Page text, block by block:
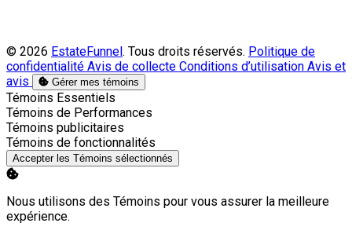
© 2026 EstateFunnel. Tous droits réservés. Politique de
confidentialité Avis de collecte Conditions d’utilisation Avis et
avis
Gérer mes témoins
Activer
Témoins Essentiels
Activer
Témoins de Performances
Activer
Témoins publicitaires
Activer
Témoins de fonctionnalités
Accepter les Témoins sélectionnés
Nous utilisons des Témoins pour vous assurer la meilleure
expérience.